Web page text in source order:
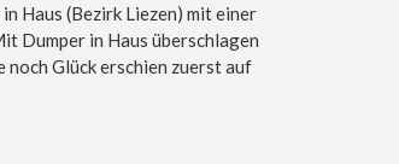
Haus (Bezirk Liezen) mit einer
Dumper in Haus überschlagen
Glück erschien zuerst auf